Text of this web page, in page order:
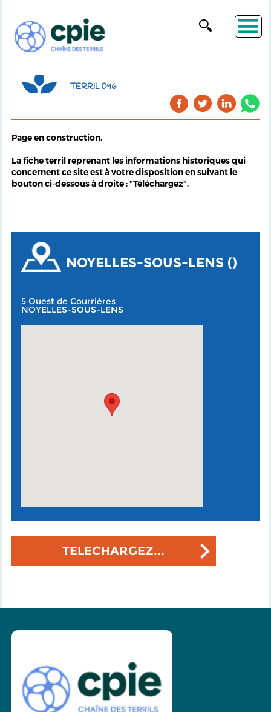
TERRIL 096
Page en construction.
La fiche terril reprenant les informations historiques qui
concernent ce site est à votre disposition en suivant le
bouton ci-dessous à droite : "Téléchargez".
NOYELLES-SOUS-LENS ()
5 Ouest de Courrières
NOYELLES-SOUS-LENS
TELECHARGEZ...